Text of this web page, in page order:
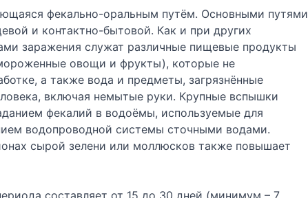
фекально-оральным путём. Основными путями
и контактно-бытовой. Как и при других
заражения служат различные пищевые продукты
овощи и фрукты), которые не
а также вода и предметы, загрязнённые
включая немытые руки. Крупные вспышки
фекалий в водоёмы, используемые для
водопроводной системы сточными водами.
сырой зелени или моллюсков также повышает
составляет от 15 до 30 дней (минимум – 7,